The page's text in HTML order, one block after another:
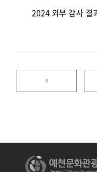
2024 외부 감사 결